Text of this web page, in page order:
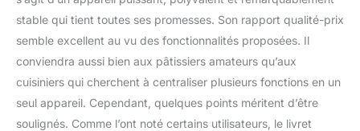
stable qui tient toutes ses promesses. Son rapport qualité-prix
semble excellent au vu des fonctionnalités proposées. Il
conviendra aussi bien aux pâtissiers amateurs qu’aux
cuisiniers qui cherchent à centraliser plusieurs fonctions en un
seul appareil. Cependant, quelques points méritent d’être
soulignés. Comme l’ont noté certains utilisateurs, le livret